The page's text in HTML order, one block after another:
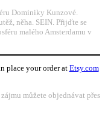
Dominiky Kunzové.
něha. SEIN. Přijďte se
malého Amsterdamu v
place your order at Etsy.com
můžete objednávat přes